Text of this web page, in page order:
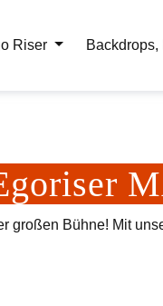
Riser
großen Bühne! Mit